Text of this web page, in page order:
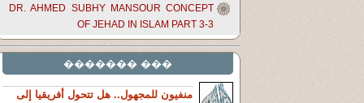
DR. AHMED SUBHY MANSOUR CONCEPT
OF JEHAD IN ISLAM PART 3-3
��� �������
منفيون للمجهول.. هل تتحول أفريقيا إلى